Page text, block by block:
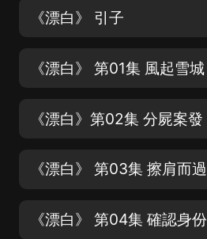
《漂白》 引子
《漂白》 第01集 風起雪城
《漂白》第02集 分屍案發
《漂白》 第03集 擦肩而過
《漂白》 第04集 確認身份